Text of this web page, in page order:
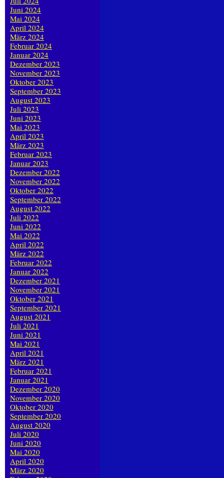
Juni 2024
Mai 2024
April 2024
März 2024
Februar 2024
Januar 2024
Dezember 2023
November 2023
Oktober 2023
September 2023
August 2023
Juli 2023
Juni 2023
Mai 2023
April 2023
März 2023
Februar 2023
Januar 2023
Dezember 2022
November 2022
Oktober 2022
September 2022
August 2022
Juli 2022
Juni 2022
Mai 2022
April 2022
März 2022
Februar 2022
Januar 2022
Dezember 2021
November 2021
Oktober 2021
September 2021
August 2021
Juli 2021
Juni 2021
Mai 2021
April 2021
März 2021
Februar 2021
Januar 2021
Dezember 2020
November 2020
Oktober 2020
September 2020
August 2020
Juli 2020
Juni 2020
Mai 2020
April 2020
März 2020